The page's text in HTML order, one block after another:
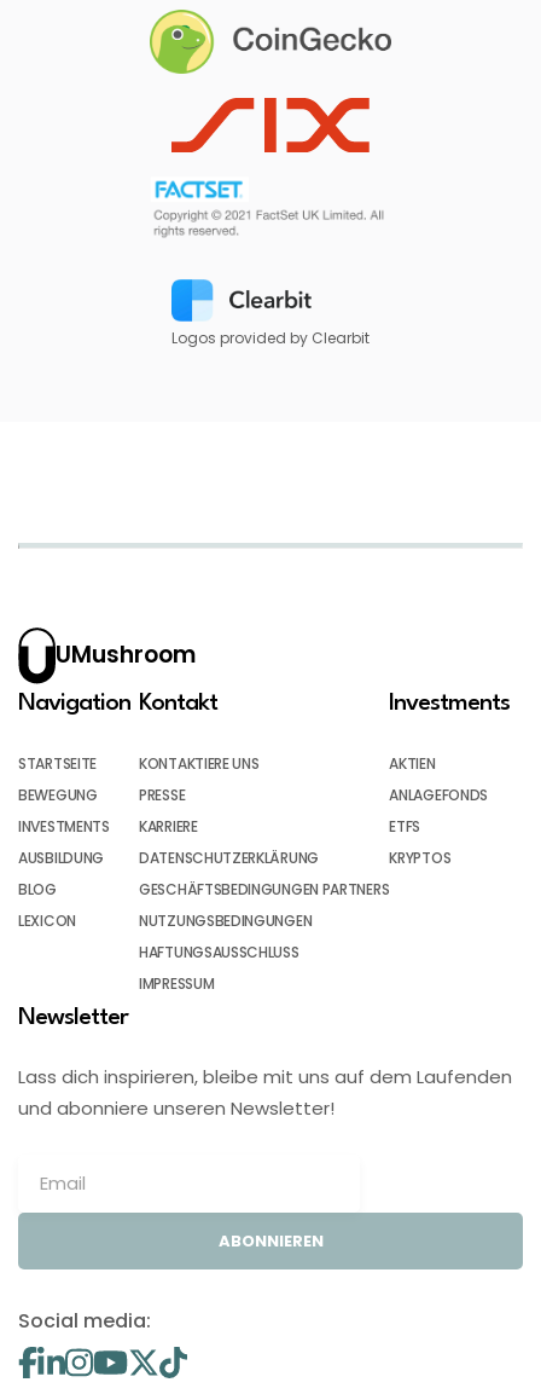
Logos provided by Clearbit
UMushroom
Navigation
STARTSEITE
BEWEGUNG
INVESTMENTS
AUSBILDUNG
BLOG
LEXICON
Kontakt
KONTAKTIERE UNS
PRESSE
KARRIERE
DATENSCHUTZERKLÄRUNG
GESCHÄFTSBEDINGUNGEN PARTNERS
NUTZUNGSBEDINGUNGEN
HAFTUNGSAUSSCHLUSS
IMPRESSUM
Investments
AKTIEN
ANLAGEFONDS
ETFS
KRYPTOS
Newsletter
Lass dich inspirieren, bleibe mit uns auf dem Laufenden
und abonniere unseren Newsletter!
ABONNIEREN
Social media: